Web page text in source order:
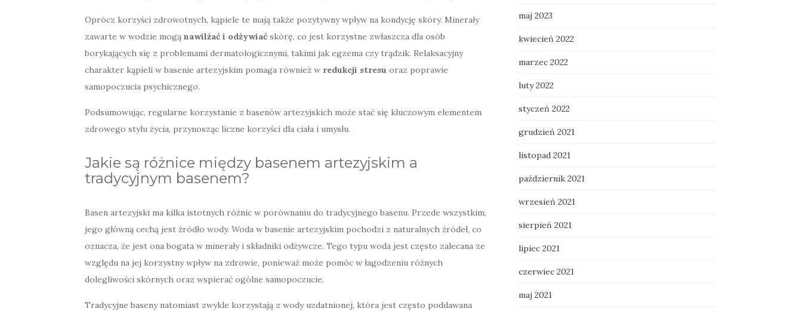
Oprócz korzyści zdrowotnych, kąpiele te mają także pozytywny wpływ na kondycję skóry. Minerały
zawarte w wodzie mogą nawilżać i odżywiać skórę, co jest korzystne zwłaszcza dla osób
borykających się z problemami dermatologicznymi, takimi jak egzema czy trądzik. Relaksacyjny
charakter kąpieli w basenie artezyjskim pomaga również w redukcji stresu oraz poprawie
samopoczucia psychicznego.
Podsumowując, regularne korzystanie z basenów artezyjskich może stać się kluczowym elementem
zdrowego stylu życia, przynosząc liczne korzyści dla ciała i umysłu.
Jakie są różnice między basenem artezyjskim a
tradycyjnym basenem?
Basen artezyjski ma kilka istotnych różnic w porównaniu do tradycyjnego basenu. Przede wszystkim,
jego główną cechą jest źródło wody. Woda w basenie artezyjskim pochodzi z naturalnych źródeł, co
oznacza, że jest ona bogata w minerały i składniki odżywcze. Tego typu woda jest często zalecana ze
względu na jej korzystny wpływ na zdrowie, ponieważ może pomóc w łagodzeniu różnych
dolegliwości skórnych oraz wspierać ogólne samopoczucie.
Tradycyjne baseny natomiast zwykle korzystają z wody uzdatnionej, która jest często poddawana
maj 2023
kwiecień 2022
marzec 2022
luty 2022
styczeń 2022
grudzień 2021
listopad 2021
październik 2021
wrzesień 2021
sierpień 2021
lipiec 2021
czerwiec 2021
maj 2021